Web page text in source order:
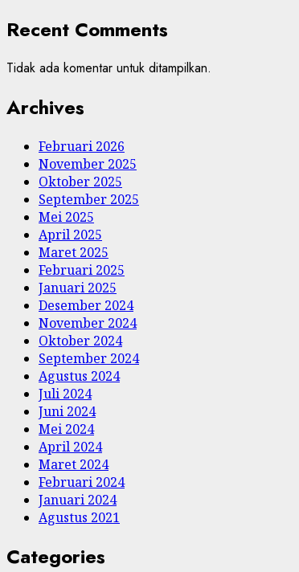
Recent Comments
Tidak ada komentar untuk ditampilkan.
Archives
Februari 2026
November 2025
Oktober 2025
September 2025
Mei 2025
April 2025
Maret 2025
Februari 2025
Januari 2025
Desember 2024
November 2024
Oktober 2024
September 2024
Agustus 2024
Juli 2024
Juni 2024
Mei 2024
April 2024
Maret 2024
Februari 2024
Januari 2024
Agustus 2021
Categories